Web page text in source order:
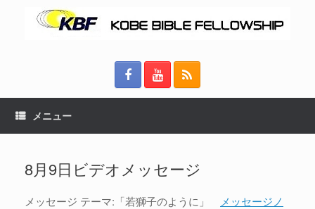
メニュー
8月9日ビデオメッセージ
メッセージ テーマ:「若獅子のように」
メッセージノ